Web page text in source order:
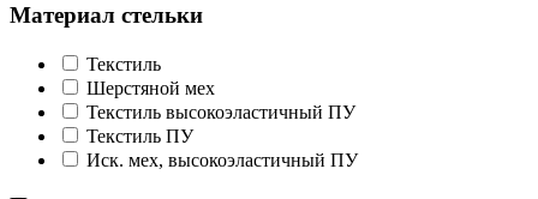
Материал стельки
Текстиль
Шерстяной мех
Текстиль высокоэластичный ПУ
Текстиль ПУ
Иск. мех, высокоэластичный ПУ